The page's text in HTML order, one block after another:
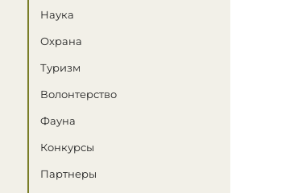
Наука
Охрана
Туризм
Волонтерство
Фауна
Конкурсы
Партнеры